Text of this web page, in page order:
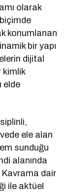
olarak
konumlanan
bir yapı
dijital
kimlik
elde
ele alan
sunduğu
alanında
Kavrama dair
ile aktüel